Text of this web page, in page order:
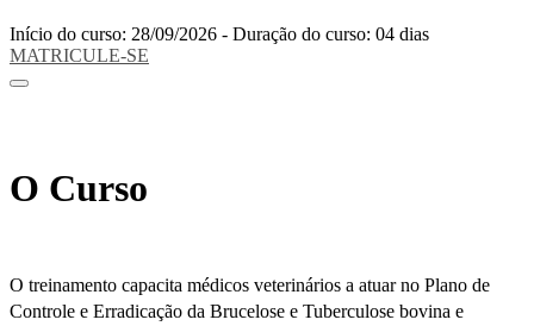
Início do curso: 28/09/2026 - Duração do curso: 04 dias
MATRICULE-SE
O Curso
O treinamento capacita médicos veterinários a atuar no Plano de
Controle e Erradicação da Brucelose e Tuberculose bovina e